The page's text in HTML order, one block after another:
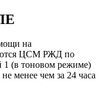
на
ЦСМ РЖД по
1 (в тоновом режиме)
менее чем за 24 часа